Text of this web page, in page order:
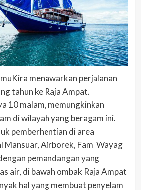
menawarkan perjalanan
tahun ke Raja Ampat.
10 malam, memungkinkan
di wilayah yang beragam ini.
pemberhentian di area
Mansuar, Airborek, Fam, Wayag
pemandangan yang
air, di bawah ombak Raja Ampat
hal yang membuat penyelam